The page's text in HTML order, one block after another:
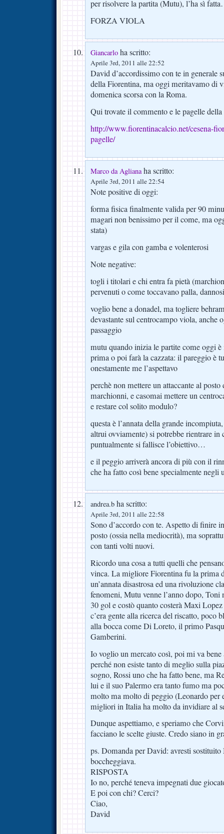
per risolvere la partita (Mutu), l’ha sì
FORZA VIOLA
Giancarlo ha scritto:
Aprile 3rd, 2011 alle 22:52
David d’accordissimo con te in generale
della Fiorentina, ma oggi meritavamo di
domenica scorsa con la Roma.
Qui trovate il commento e le pagelle
http://www.fiorentinacalcio.net/cesena-
pagelle/
Marco da Aglianaha scritto:
Aprile 3rd, 2011 alle 22:54
Note positive di oggi:
forma fisica finalmente valida per 90
magari non benissimo per il come, ma
stata)
vargas e gila con gamba e volenterosi
Note negative:
togli i titolari e chi entra fa pietà
pervenuti o come toccavano palla,
voglio bene a donadel, ma togliere
devastante sul centrocampo viola, anche
passaggio
mutu quando inizia le partite come oggi è
prima o poi farà la cazzata: il pareggio è
onestamente me l’aspettavo
perchè non mettere un attaccante al
marchionni, e casomai mettere un
e restare col solito modulo?
questa è l’annata della grande
altrui ovviamente) si potrebbe rientrare in
puntualmente si fallisce l’obiettivo…
e il peggio arriverà ancora di più con il
che ha fatto così bene specialmente
andrea.b ha scritto:
Aprile 3rd, 2011 alle 22:58
Sono d’accordo con te. Aspetto di finire
posto (ossia nella mediocrità), ma
con tanti volti nuovi.
Ricordo una cosa a tutti quelli che
vinca. La migliore Fiorentina fu la prima
un’annata disastrosa ed una rivoluzione
fenomeni, Mutu venne l’anno dopo, Toni
30 gol e costò quanto costerà Maxi
c’era gente alla ricerca del riscatto, poco
alla bocca come Di Loreto, il primo
Gamberini.
Io voglio un mercato così, poi mi va
perché non esiste tanto di meglio sulla
sogno, Rossi uno che ha fatto bene, ma
lui e il suo Palermo era tanto fumo ma
molto ma molto di peggio (Leonardo per
migliori in Italia ha molto da invidiare al
Dunque aspettiamo, e speriamo che
facciano le scelte giuste. Credo siano in
ps. Domanda per David: avresti
boccheggiava.
RISPOSTA
Io no, perché teneva impegnati due
E poi con chi? Cerci?
Ciao,
David